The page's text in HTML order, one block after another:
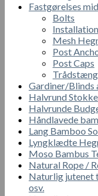
Fastgørelses
Bolts
Mesh
Post
Post Caps
Gardiner/Blinds
Halvrund
Halvrunde
Håndlavede
Lang Bamboo
Lyngklædte
Moso Bambus
Natural Rope /
Naturlig jutenet
osv.